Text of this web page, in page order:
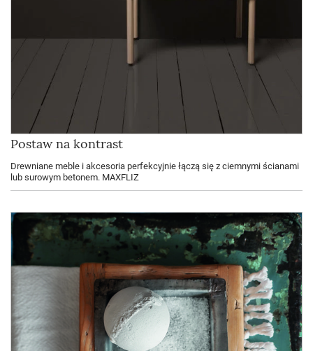
Postaw na kontrast
Drewniane meble i akcesoria perfekcyjnie łączą się z ciemnymi ścianami
lub surowym betonem. MAXFLIZ